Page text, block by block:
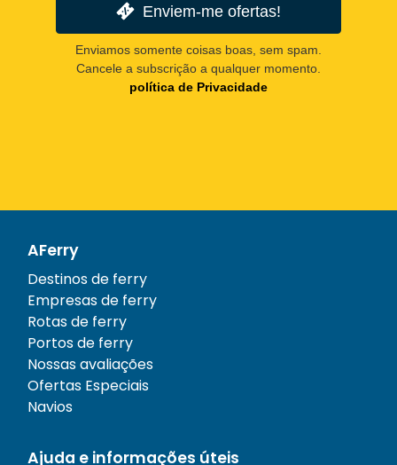
Enviem-me ofertas!
Enviamos somente coisas boas, sem spam.
Cancele a subscrição a qualquer momento.
política de Privacidade
AFerry
Destinos de ferry
Empresas de ferry
Rotas de ferry
Portos de ferry
Nossas avaliações
Ofertas Especiais
Navios
Ajuda e informações úteis